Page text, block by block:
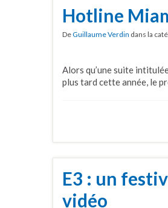
Hotline
DeGuillaume Verdin dans la
Alors qu’une suite
plus tard cette année, le
E3 : un
vidéo